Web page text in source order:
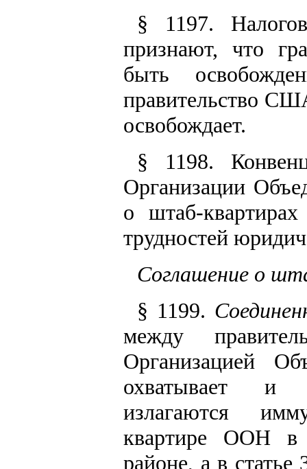
§ 1197.
признают, что
быть
правительство
освобождает.
§ 1198.
Организации
о штаб-
трудностей
Соглашение о
§ 1199.
между
Организацией
охватывает и
излагаются
квартире ООН в
районе, а в статье